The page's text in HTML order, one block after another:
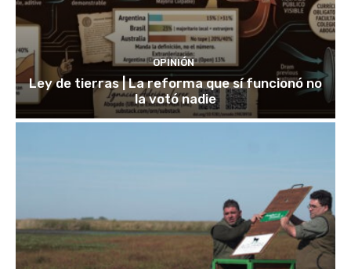
OPINIÓN
Ley de tierras | La reforma que sí funcionó no
la votó nadie